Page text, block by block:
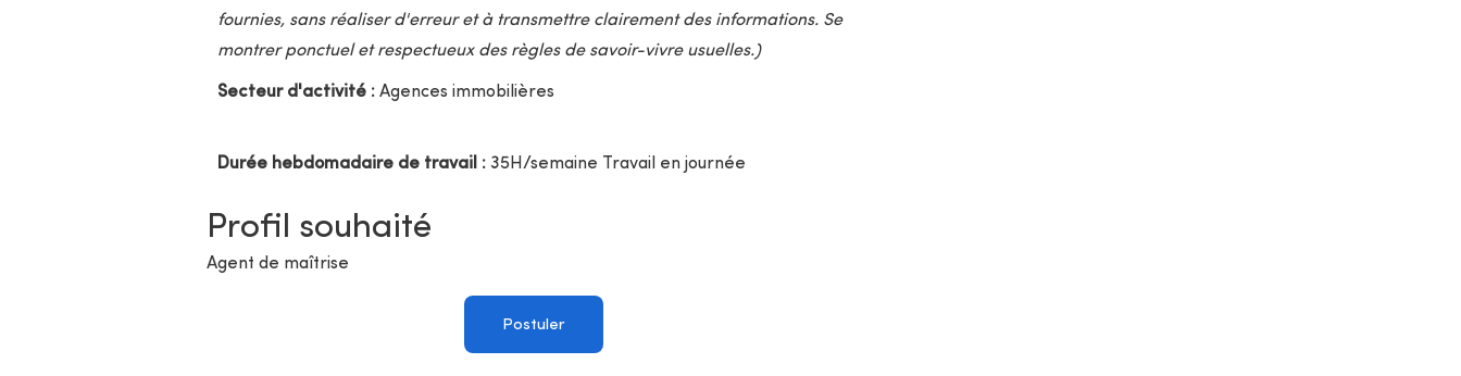
fournies, sans réaliser d'erreur et à transmettre clairement des informations. Se
montrer ponctuel et respectueux des règles de savoir-vivre usuelles.)
Secteur d'activité :Agences immobilières
Durée hebdomadaire de travail :35H/semaine Travail en journée
Profil souhaité
Agent de maîtrise
Postuler